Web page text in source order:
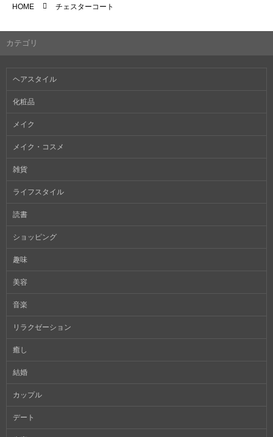
HOME チェスターコート
カテゴリ
ヘアスタイル
化粧品
メイク
メイク・コスメ
雑貨
ライフスタイル
読書
ショッピング
趣味
美容
音楽
リラクゼーション
癒し
結婚
カップル
デート